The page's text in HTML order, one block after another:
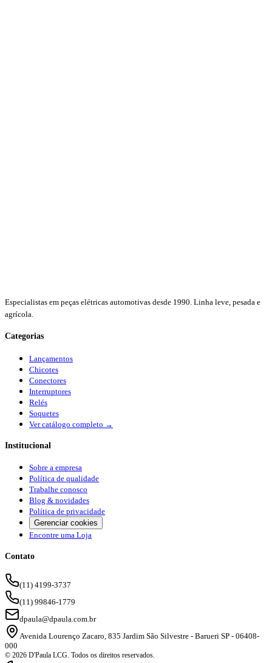
Especialistas em peças elétricas automotivas desde 1990. Linha leve, pesada e
agrícola.
Categorias
Lançamentos
Chicotes
Conectores
Interruptores
Relés
Soquetes
Ver catálogo completo →
Institucional
Sobre a empresa
Política de qualidade
Trabalhe conosco
Blog & novidades
Política de privacidade
Gerenciar cookies
Encontre uma Loja
Contato
(11) 4199-3737
(11) 99846-1779
dpaula@dpaula.com.br
Avenida Lourenço Zacaro, 835 Jardim São Silvestre - Barueri SP - 06408-
000
© 2026 D'Paula LCG. Todos os direitos reservados.